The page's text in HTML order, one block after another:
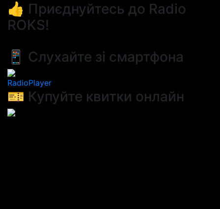
👍 Приєднуйтесь до Radio
ROKS!
📱 Слухайте зі смартфона
RadioPlayer
🎫 Купуйте квитки онлайн